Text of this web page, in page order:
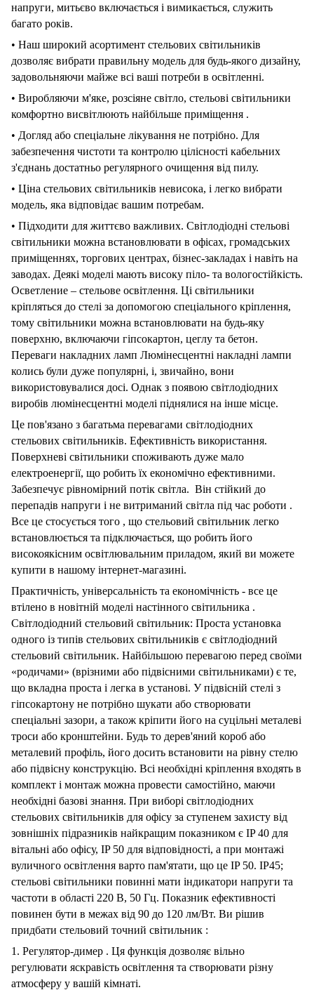
напруги, митьєво включається і вимикається, служить
багато років.
• Наш широкий асортимент стельових світильників
дозволяє вибрати правильну модель для будь-якого дизайну,
задовольняючи майже всі ваші потреби в освітленні.
• Виробляючи м'яке, розсіяне світло, стельові світильники
комфортно висвітлюють найбільше приміщення .
• Догляд або спеціальне лікування не потрібно. Для
забезпечення чистоти та контролю цілісності кабельних
з'єднань достатньо регулярного очищення від пилу.
• Ціна стельових світильників невисока, і легко вибрати
модель, яка відповідає вашим потребам.
• Підходити для життєво важливих. Світлодіодні стельові
світильники можна встановлювати в офісах, громадських
приміщеннях, торгових центрах, бізнес-закладах і навіть на
заводах. Деякі моделі мають високу піло- та вологостійкість.
Осветление – стельове освітлення. Ці світильники
кріпляться до стелі за допомогою спеціального кріплення,
тому світильники можна встановлювати на будь-яку
поверхню, включаючи гіпсокартон, цеглу та бетон.
Переваги накладних ламп Люмінесцентні накладні лампи
колись були дуже популярні, і, звичайно, вони
використовувалися досі. Однак з появою світлодіодних
виробів люмінесцентні моделі піднялися на інше місце.
Це пов'язано з багатьма перевагами світлодіодних
стельових світильників. Ефективність використання.
Поверхневі світильники споживають дуже мало
електроенергії, що робить їх економічно ефективними.
Забезпечує рівномірний потік світла. Він стійкий до
перепадів напруги і не витриманий світла під час роботи .
Все це стосується того , що стельовий світильник легко
встановлюється та підключається, що робить його
високоякісним освітлювальним приладом, який ви можете
купити в нашому інтернет-магазині.
Практичність, універсальність та економічність - все це
втілено в новітній моделі настінного світильника .
Світлодіодний стельовий світильник: Проста установка
одного із типів стельових світильників є світлодіодний
стельовий світильник. Найбільшою перевагою перед своїми
«родичами» (врізними або підвісними світильниками) є те,
що вкладна проста і легка в установі. Упідвісній стелі з
гіпсокартону не потрібно шукати або створювати
спеціальні зазори, а також кріпити його на суцільні металеві
троси або кронштейни. Будь то дерев'яний короб або
металевий профіль, його досить встановити на рівну стелю
або підвісну конструкцію. Всі необхідні кріплення входять в
комплект і монтаж можна провести самостійно, маючи
необхідні базові знання. При виборі світлодіодних
стельових світильників для офісу за ступенем захисту від
зовнішніх підразників найкращим показником є ​​IP40 для
вітальні або офісу, IP 50 для відповідності, а при монтажі
вуличного освітлення варто пам'ятати, що це IP 50. IP45;
стельові світильники повинні мати індикатори напруги та
частоти в області 220 В, 50 Гц. Показник ефективності
повинен бути в межах від 90 до 120 лм/Вт. Ви рішив
придбати стельовий точний світильник :
1. Регулятор-димер . Ця функція дозволяє вільно
регулювати яскравість освітлення та створювати різну
атмосферу у вашій кімнаті.